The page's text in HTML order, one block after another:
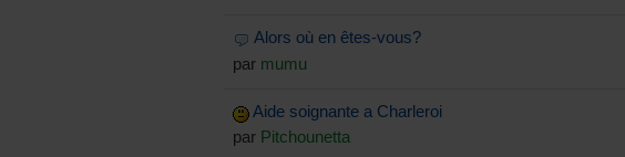
Alors où en êtes-vous?
par mumu
Aide soignante a Charleroi
par Pitchounetta